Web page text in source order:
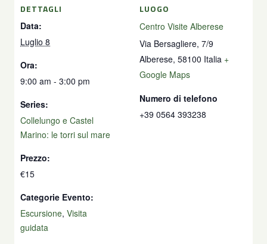
DETTAGLI
Data:
Luglio 8
Ora:
9:00 am - 3:00 pm
Series:
Collelungo e Castel
Marino: le torri sul mare
Prezzo:
€15
Categorie Evento:
Escursione, Visita
guidata
LUOGO
Centro Visite Alberese
Via Bersagliere, 7/9
Alberese, 58100 Italia +
Google Maps
Numero di telefono
+39 0564 393238